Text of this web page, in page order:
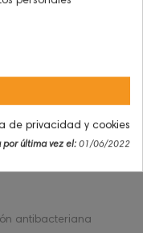
con tobera
antibacteriana
de privacidad y cookies
por última vez el: 01/06/2022